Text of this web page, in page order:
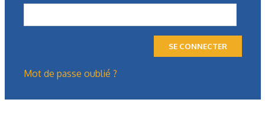
SE CONNECTER
Mot de passe oublié ?